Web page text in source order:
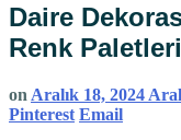
Daire
Renk Paletleri
on Aralık 18, 2024
Pinterest Email